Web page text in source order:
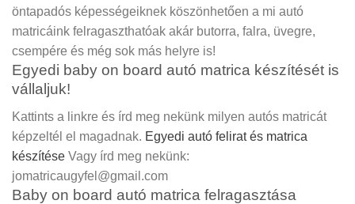
öntapadós képességeiknek köszönhetően a mi autó
matricáink felragaszthatóak akár butorra, falra, üvegre,
csempére és még sok más helyre is!
Egyedi baby on board autó matrica készítését is
vállaljuk!
Kattints a linkre és írd meg nekünk milyen autós matricát
képzeltél el magadnak. Egyedi autó felirat és matrica
készítése Vagy írd meg nekünk:
jomatricaugyfel@gmail.com
Baby on board autó matrica felragasztása